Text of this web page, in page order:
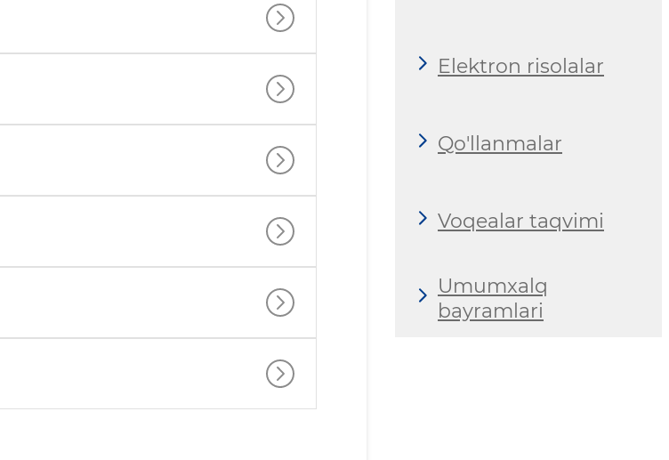
Elektron risolalar
Qo'llanmalar
Voqealar taqvimi
Umumxalq
bayramlari